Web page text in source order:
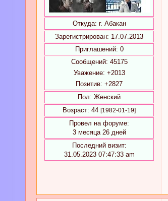
Откуда: г. Абакан
Зарегистрирован: 17.07.2013
Приглашений: 0
Сообщений: 45175
Уважение: +2013
Позитив: +2827
Пол: Женский
Возраст: 44 [1982-01-19]
Провел на форуме:
3 месяца 26 дней
Последний визит:
31.05.2023 07:47:33 am